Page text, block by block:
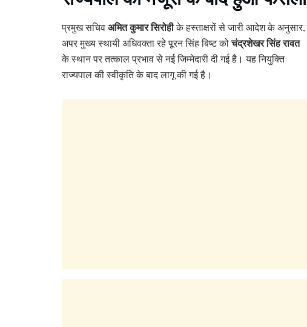
प्रमुख सचिवअमित कुमार सिरोहीके हस्ताक्षरों से जारी आदेश के अनुसार,
अपर मुख्य स्थायी अधिवक्ता रहे पूरन सिंह बिष्ट कोचंद्रशेखर सिंह रावत
के स्थान पर तत्काल प्रभाव से नई जिम्मेदारी दी गई है। यह नियुक्ति
राज्यपाल की स्वीकृति के बाद लागू की गई है।